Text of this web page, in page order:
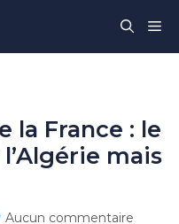
la France : le
mais
Aucun commentaire